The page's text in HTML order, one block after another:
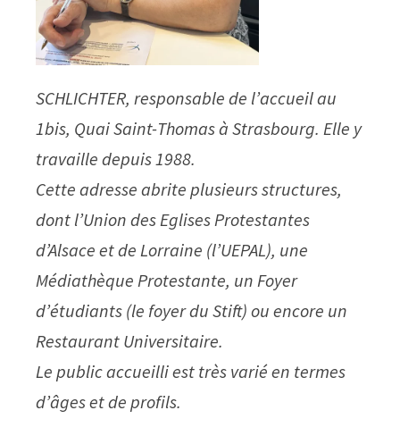
SCHLICHTER, responsable de l’accueil au
1bis, Quai Saint-Thomas à Strasbourg. Elle y
travaille depuis 1988.
Cette adresse abrite plusieurs structures,
dont l’Union des Eglises Protestantes
d’Alsace et de Lorraine (l’UEPAL), une
Médiathèque Protestante, un Foyer
d’étudiants (le foyer du Stift) ou encore un
Restaurant Universitaire.
Le public accueilli est très varié en termes
d’âges et de profils.